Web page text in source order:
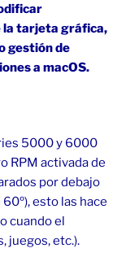
la tarjeta gráfica,
gestión de
a macOS.
5000 y 6000
RPM activada de
por debajo
esto las hace
cuando el
juegos, etc.).